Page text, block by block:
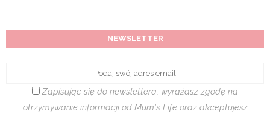
NEWSLETTER
Zapisując się do newslettera, wyrażasz zgodę na
otrzymywanie informacji od Mum's Life oraz akceptujesz